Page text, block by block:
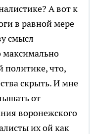
А вот к
в равной мере
смысл
максимально
политике, что,
скрыть. И мне
от
воронежского
их ой как